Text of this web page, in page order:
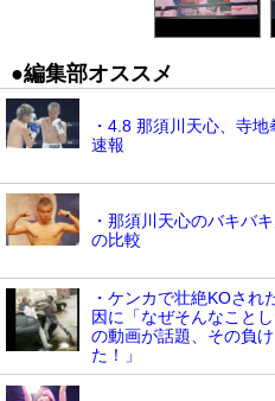
●編集部オススメ
・4.8 那須川天心、寺
速報
・那須川天心のバキバ
の比較
・ケンカで壮絶KOさ
因に「なぜそんなこと
の動画が話題、その負
た！」